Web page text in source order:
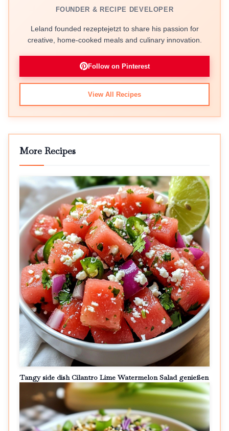
FOUNDER & RECIPE DEVELOPER
Leland founded rezeptejetzt to share his passion for
creative, home-cooked meals and culinary innovation.
Follow on Pinterest
View All Recipes
More Recipes
Tangy side dish Cilantro Lime Watermelon Salad genießen